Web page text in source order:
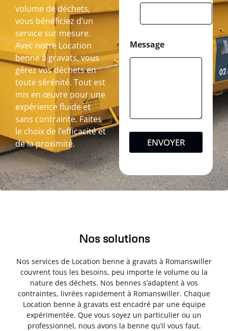
volume de déchets,
vous bénéficiez d’un
service sur mesure.
Avec notre Location
benne à gravats, vous
gérez vos déchets en
toute sérénité. Tout est
mis en œuvre pour une
expérience fluide et
sans contrainte. Faites
le choix de l’efficacité et
de la proximité.
Message
ENVOYER
Nos solutions
Nos services de Location benne à gravats à Romanswiller
couvrent tous les besoins, peu importe le volume ou la
nature des déchets. Nos bennes s’adaptent à vos
contraintes, livrées rapidement à Romanswiller. Chaque
Location benne à gravats est encadré par une équipe
expérimentée. Que vous soyez un particulier ou un
professionnel, nous avons la benne qu’il vous faut.